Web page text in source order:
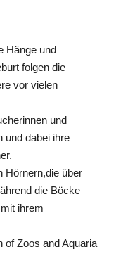
Hänge und
folgen die
vor vielen
und
und dabei ihre
Hörnern,die über
die Böcke
ihrem
of Zoos and Aquaria